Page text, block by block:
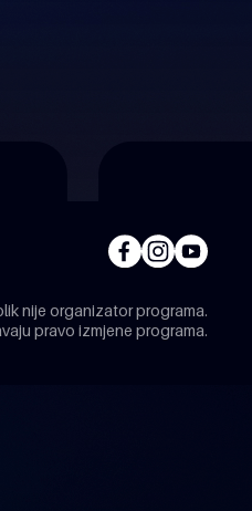
nije organizator programa.
pravo izmjene programa.